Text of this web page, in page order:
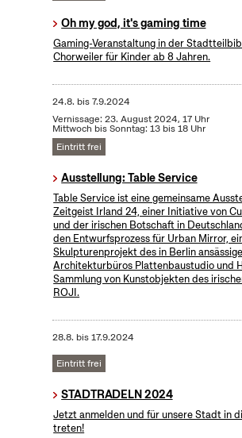
Oh my god, it's gaming time
Gaming-Veranstaltung in der
Chorweiler für Kinder ab 8 Jahren.
24.8. bis7.9.2024
Vernissage: 23. August 2024, 17 Uhr
Mittwoch bis Sonntag: 13 bis 18 Uhr
Eintritt frei
Ausstellung: Table Service
Table Service ist eine gemeinsame
Zeitgeist Irland 24, einer Initiative von
und der irischen Botschaft in
den Entwurfsprozess für Urban Mirror,
Skulpturenprojekt des in Berlin
Architekturbüros Plattenbaustudio und
Sammlung von Kunstobjekten des
ROJI.
28.8. bis17.9.2024
Eintritt frei
STADTRADELN 2024
Jetzt anmelden und für unsere Stadt in
treten!